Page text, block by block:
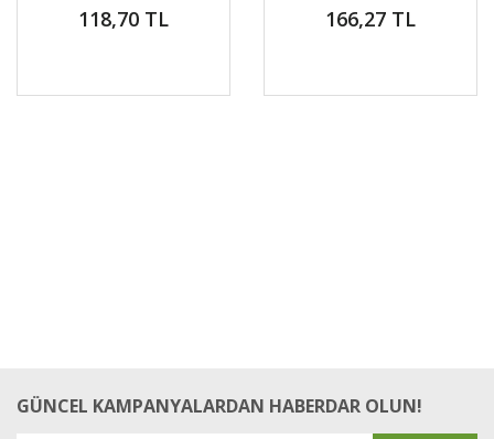
118,70 TL 166,27 TL
GÜNCEL KAMPANYALARDAN HABERDAR OLUN!